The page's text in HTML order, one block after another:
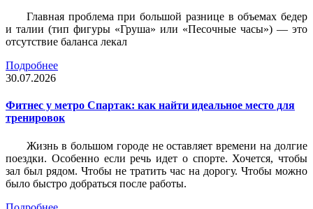
Главная проблема при большой разнице в объемах бедер
и талии (тип фигуры «Груша» или «Песочные часы») — это
отсутствие баланса лекал
Подробнее
30.07.2026
Фитнес у метро Спартак: как найти идеальное место для
тренировок
Жизнь в большом городе не оставляет времени на долгие
поездки. Особенно если речь идет о спорте. Хочется, чтобы
зал был рядом. Чтобы не тратить час на дорогу. Чтобы можно
было быстро добраться после работы.